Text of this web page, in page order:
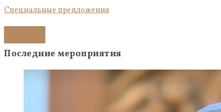
Специальные предложения
Последние мероприятия